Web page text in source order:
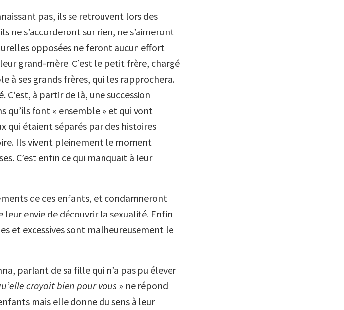
pas, ils se retrouvent lors des
ne s’accorderont sur rien, ne s’aimeront
opposées ne feront aucun effort
grand-mère. C’est le petit frère, chargé
à ses grands frères, qui les rapprochera.
à partir de là, une succession
qu’ils font « ensemble » et qui vont
qui étaient séparés par des histoires
Ils vivent pleinement le moment
C’est enfin ce qui manquait à leur
de ces enfants, et condamneront
envie de découvrir la sexualité. Enfin
et excessives sont malheureusement le
parlant de sa fille qui n’a pas pu élever
croyait bien pour vous » ne répond
mais elle donne du sens à leur